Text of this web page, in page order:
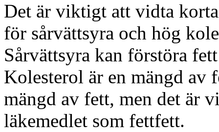
Det är viktigt att vidta
för sårvättsyra och hög
Sårvättsyra kan förstöra
Kolesterol är en mängd av
mängd av fett, men det är
läkemedlet som fettfett.